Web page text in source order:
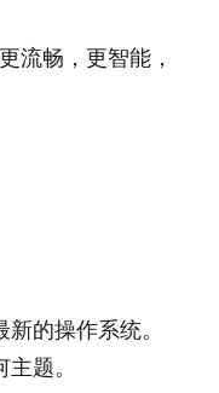
流畅，更智能，
的操作系统。
题。